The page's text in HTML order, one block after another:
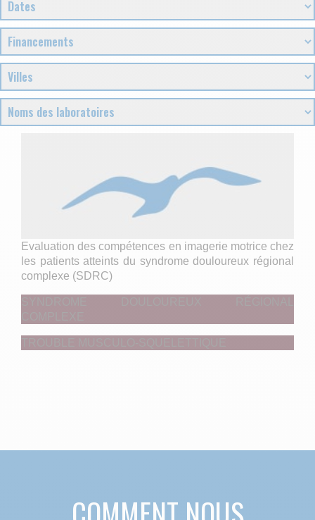
Evaluation des compétences en imagerie motrice chez
les patients atteints du syndrome douloureux régional
complexe (SDRC)